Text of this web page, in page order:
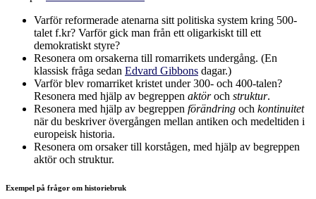
Varför reformerade atenarna sitt politiska system kring 500-
talet f.kr? Varför gick man från ett oligarkiskt till ett
demokratiskt styre?
Resonera om orsakerna till romarrikets undergång. (En
klassisk fråga sedan Edvard Gibbons dagar.)
Varför blev romarriket kristet under 300- och 400-talen?
Resonera med hjälp av begreppen aktöroch struktur.
Resonera med hjälp av begreppen förändring och kontinuitet
när du beskriver övergången mellan antiken och medeltiden i
europeisk historia.
Resonera om orsaker till korstågen, med hjälp av begreppen
aktör och struktur.
Exempel på frågor om historiebruk